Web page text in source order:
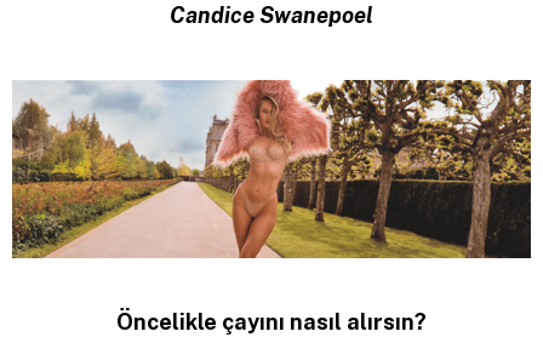
Candice Swanepoel
Öncelikle çayını nasıl alırsın?